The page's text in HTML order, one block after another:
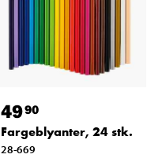
4990
Fargeblyanter, 24 stk.
28-669